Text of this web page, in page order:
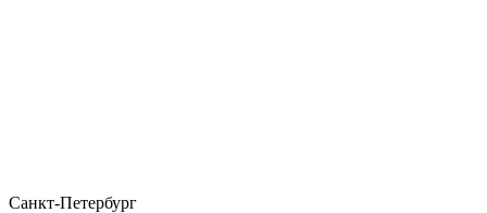
Санкт-Петербург